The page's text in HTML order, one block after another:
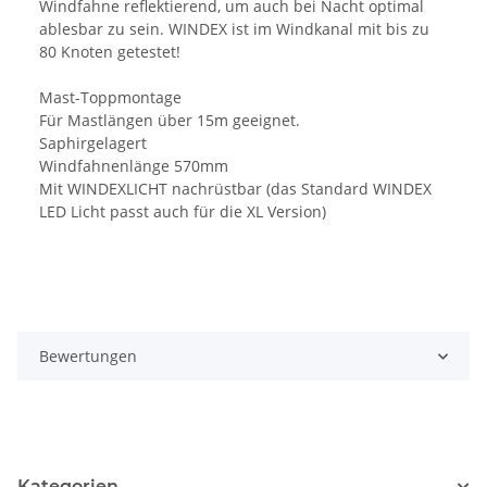
Windfahne reflektierend, um auch bei Nacht optimal
ablesbar zu sein. WINDEX ist im Windkanal mit bis zu
80 Knoten getestet!
Mast-Toppmontage
Für Mastlängen über 15m geeignet.
Saphirgelagert
Windfahnenlänge 570mm
Mit WINDEXLICHT nachrüstbar (das Standard WINDEX
LED Licht passt auch für die XL Version)
Bewertungen